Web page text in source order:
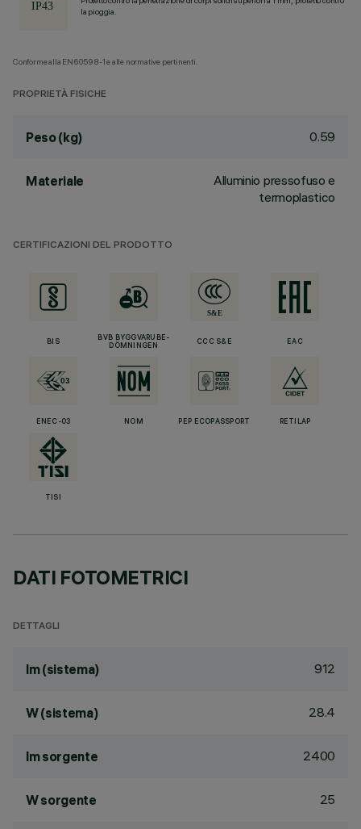
la pioggia.
Conforme alla EN60598-1 e alle normative pertinenti.
PROPRIETÀ FISICHE
Peso (kg) 0.59
Materiale
Alluminio pressofuso e
termoplastico
CERTIFICAZIONI DEL PRODOTTO
BIS
BVB BYGGVARUBE-
DÖMNINGEN
CCC S&E EAC
ENEC-03 NOM PEP ECOPASSPORT RETILAP
TISI
DATI FOTOMETRICI
DETTAGLI
lm (sistema) 912
W (sistema) 28.4
lm sorgente 2400
W sorgente 25